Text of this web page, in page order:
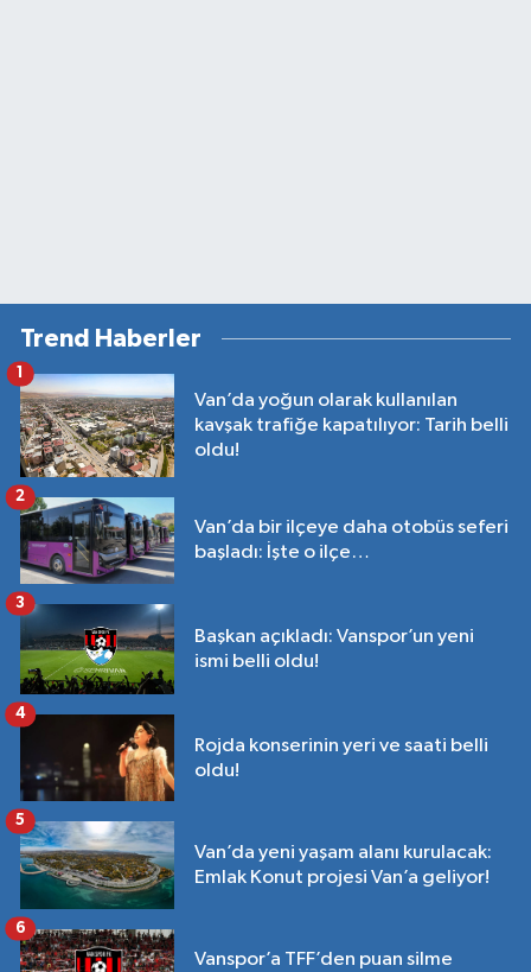
Trend Haberler
Van’da yoğun olarak kullanılan
kavşak trafiğe kapatılıyor: Tarih belli
oldu!
Van’da bir ilçeye daha otobüs seferi
başladı: İşte o ilçe…
2
Başkan açıkladı: Vanspor’un yeni
ismi belli oldu!
3
Rojda konserinin yeri ve saati belli
oldu!
4
Van’da yeni yaşam alanı kurulacak:
Emlak Konut projesi Van’a geliyor!
5
Vanspor’a TFF’den puan silme
6